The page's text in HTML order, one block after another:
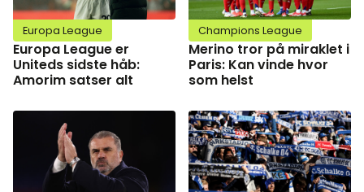
Europa League
Europa League er
Uniteds sidste håb:
Amorim satser alt
Champions League
Merino tror på miraklet i
Paris: Kan vinde hvor
som helst